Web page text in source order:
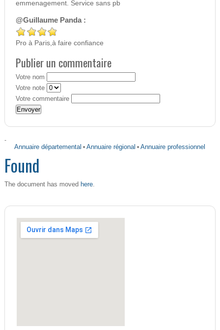
emmenagement. Service sans pb
@Guillaume Panda :
Pro à Paris,à faire confiance
Publier un commentaire
Votre nom
Votre note
Votre commentaire
-
Annuaire départemental •Annuaire régional •Annuaire professionnel
Found
The document has moved here.